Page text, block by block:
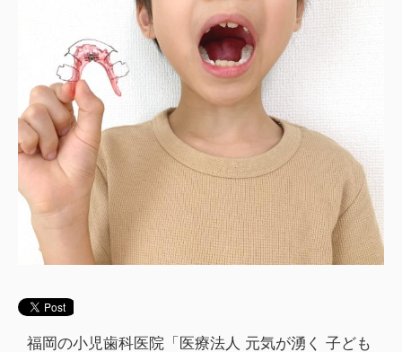
福岡の小児歯科医院「医療法人 元気が湧く 子ども